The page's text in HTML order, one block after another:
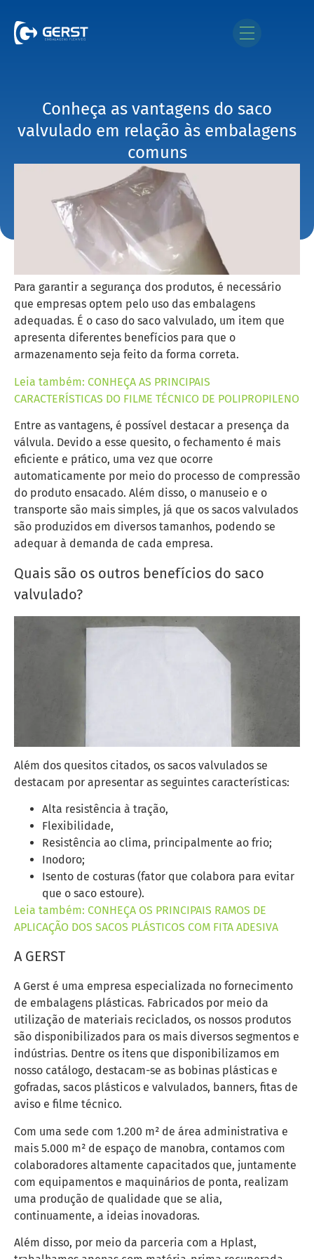
Conheça as vantagens do saco
valvulado em relação às embalagens
comuns
Para garantir a segurança dos produtos, é necessário
que empresas optem pelo uso das embalagens
adequadas. É o caso do saco valvulado, um item que
apresenta diferentes benefícios para que o
armazenamento seja feito da forma correta.
Leia também: CONHEÇA AS PRINCIPAIS
CARACTERÍSTICAS DO FILME TÉCNICO DE POLIPROPILENO
Entre as vantagens, é possível destacar a presença da
válvula. Devido a esse quesito, o fechamento é mais
eficiente e prático, uma vez que ocorre
automaticamente por meio do processo de compressão
do produto ensacado. Além disso, o manuseio e o
transporte são mais simples, já que os sacos valvulados
são produzidos em diversos tamanhos, podendo se
adequar à demanda de cada empresa.
Quais são os outros benefícios do saco
valvulado?
Além dos quesitos citados, os sacos valvulados se
destacam por apresentar as seguintes características:
Alta resistência à tração,
Flexibilidade,
Resistência ao clima, principalmente ao frio;
Inodoro;
Isento de costuras (fator que colabora para evitar
que o saco estoure).
Leia também: CONHEÇA OS PRINCIPAIS RAMOS DE
APLICAÇÃO DOS SACOS PLÁSTICOS COM FITA ADESIVA
A GERST
A Gerst é uma empresa especializada no fornecimento
de embalagens plásticas. Fabricados por meio da
utilização de materiais reciclados, os nossos produtos
são disponibilizados para os mais diversos segmentos e
indústrias. Dentre os itens que disponibilizamos em
nosso catálogo, destacam-se as bobinas plásticas e
gofradas, sacos plásticos e valvulados, banners, fitas de
aviso e filme técnico.
Com uma sede com 1.200 m² de área administrativa e
mais 5.000 m² de espaço de manobra, contamos com
colaboradores altamente capacitados que, juntamente
com equipamentos e maquinários de ponta, realizam
uma produção de qualidade que se alia,
continuamente, a ideias inovadoras.
Além disso, por meio da parceria com a Hplast,